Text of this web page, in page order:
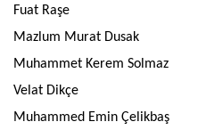
Fuat Raşe
Mazlum Murat Dusak
Muhammet Kerem Solmaz
Velat Dikçe
Muhammed Emin Çelikbaş